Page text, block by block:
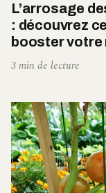
L’arrosage
: découvrez
booster votre
3 min de lecture